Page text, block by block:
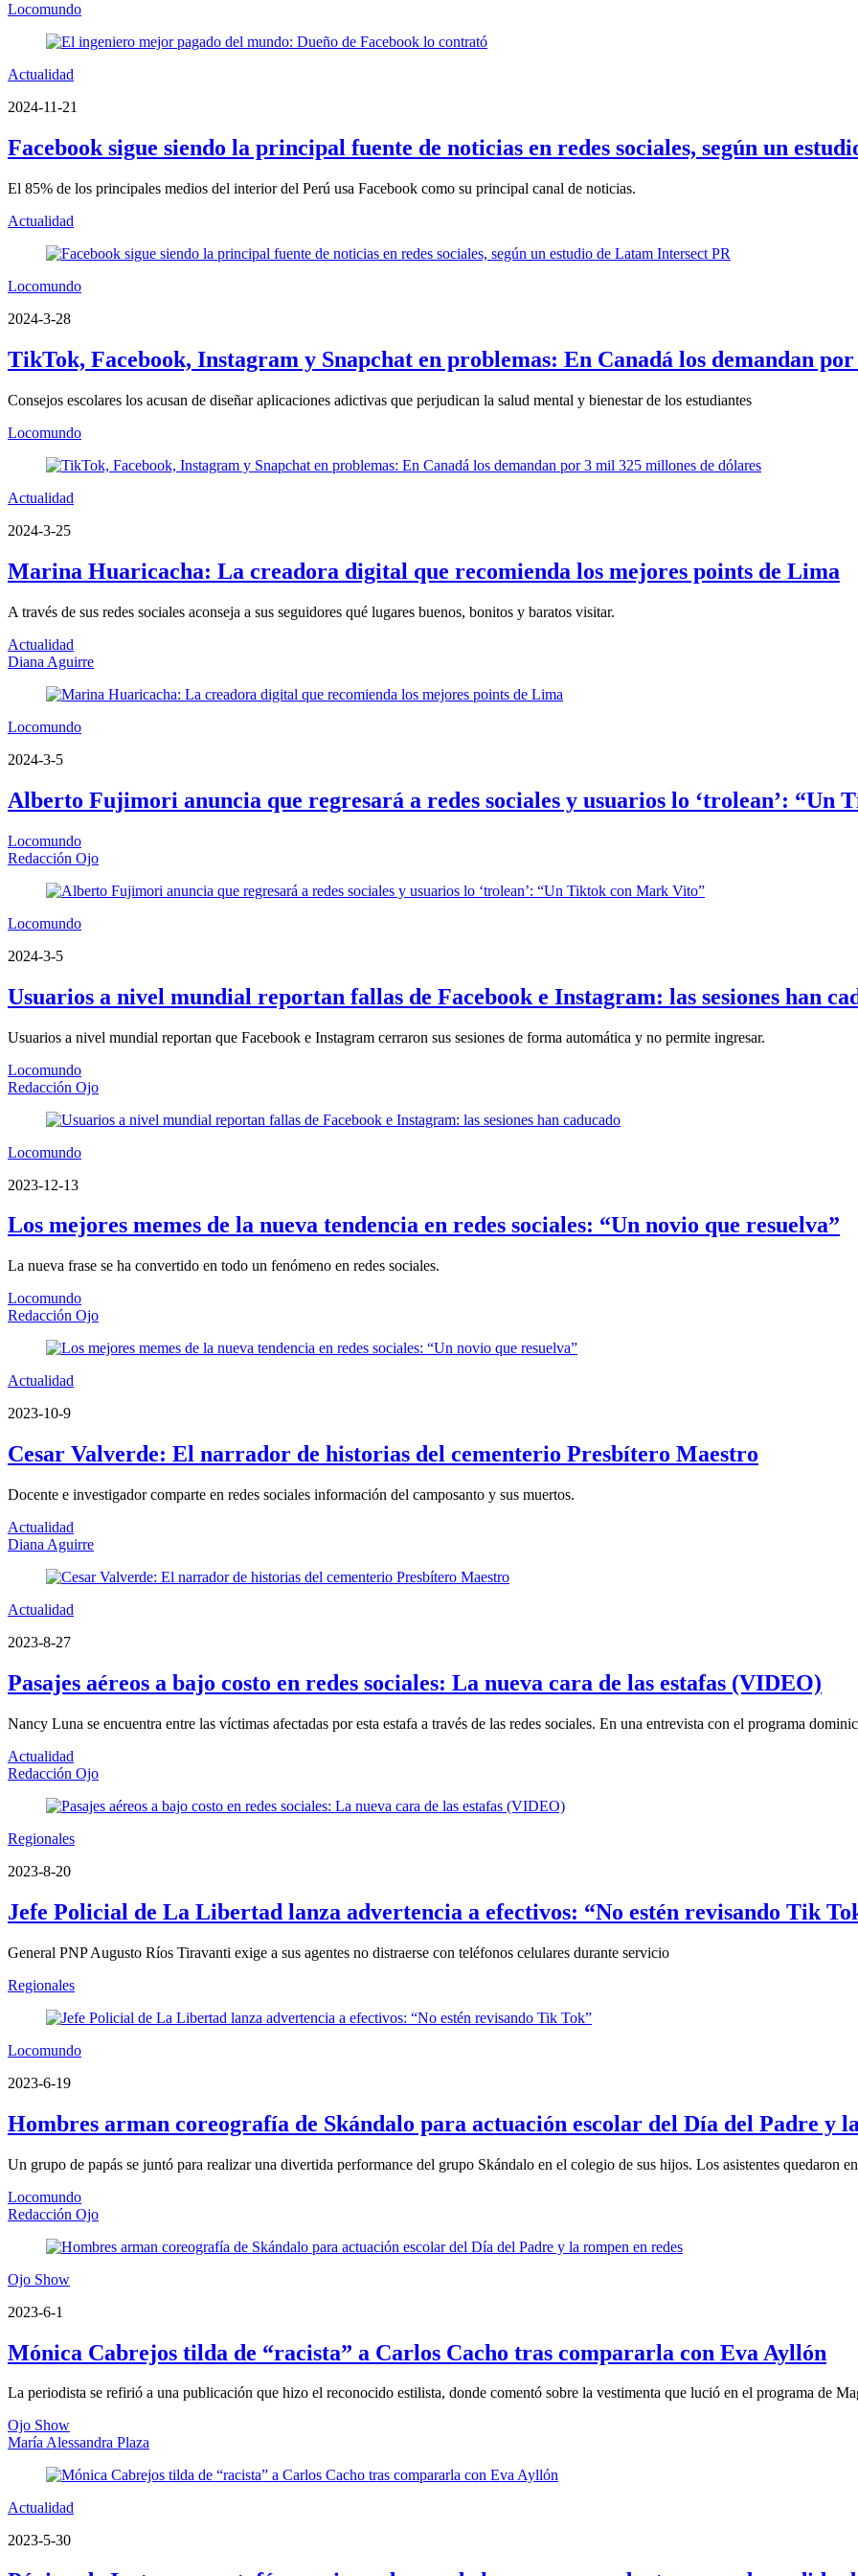
Locomundo
Actualidad
2024-11-21
Facebook sigue siendo la principal fuente de noticias en redes sociales, según un
El 85% de los principales medios del interior del Perú usa Facebook como su principal canal de noticias.
Actualidad
Locomundo
2024-3-28
TikTok, Facebook, Instagram y Snapchat en problemas: En Canadá los demandan
Consejos escolares los acusan de diseñar aplicaciones adictivas que perjudican la salud mental y bienestar de los estudiantes
Locomundo
Actualidad
2024-3-25
Marina Huaricacha: La creadora digital que recomienda los mejores points de Lima
A través de sus redes sociales aconseja a sus seguidores qué lugares buenos, bonitos y baratos visitar.
Actualidad
Diana Aguirre
Locomundo
2024-3-5
Alberto Fujimori anuncia que regresará a redes sociales y usuarios lo ‘trolean’: “Un
Locomundo
Redacción Ojo
Locomundo
2024-3-5
Usuarios a nivel mundial reportan fallas de Facebook e Instagram: las sesiones han
Usuarios a nivel mundial reportan que Facebook e Instagram cerraron sus sesiones de forma automática y no permite ingresar.
Locomundo
Redacción Ojo
Locomundo
2023-12-13
Los mejores memes de la nueva tendencia en redes sociales: “Un novio que resuelva”
La nueva frase se ha convertido en todo un fenómeno en redes sociales.
Locomundo
Redacción Ojo
Actualidad
2023-10-9
Cesar Valverde: El narrador de historias del cementerio Presbítero Maestro
Docente e investigador comparte en redes sociales información del camposanto y sus muertos.
Actualidad
Diana Aguirre
Actualidad
2023-8-27
Pasajes aéreos a bajo costo en redes sociales: La nueva cara de las estafas (VIDEO)
Nancy Luna se encuentra entre las víctimas afectadas por esta estafa a través de las redes sociales. En una entrevista con el programa
Actualidad
Redacción Ojo
Regionales
2023-8-20
Jefe Policial de La Libertad lanza advertencia a efectivos: “No estén revisando Tik
General PNP Augusto Ríos Tiravanti exige a sus agentes no distraerse con teléfonos celulares durante servicio
Regionales
Locomundo
2023-6-19
Hombres arman coreografía de Skándalo para actuación escolar del Día del Padre y
Un grupo de papás se juntó para realizar una divertida performance del grupo Skándalo en el colegio de sus hijos. Los asistentes quedaron
Locomundo
Redacción Ojo
Ojo Show
2023-6-1
Mónica Cabrejos tilda de “racista” a Carlos Cacho tras compararla con Eva Ayllón
La periodista se refirió a una publicación que hizo el reconocido estilista, donde comentó sobre la vestimenta que lució en el programa de
Ojo Show
María Alessandra Plaza
Actualidad
2023-5-30